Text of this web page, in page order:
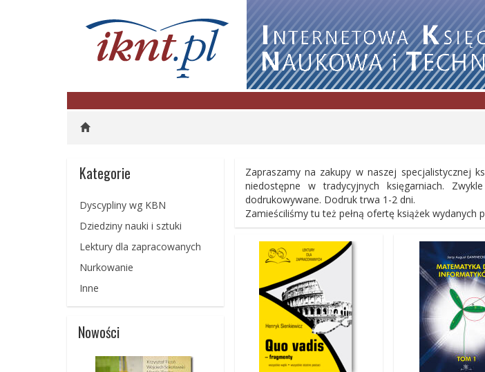
Zapraszamy na zakupy w naszej specjalistycznej
niedostępne w tradycyjnych księgarniach.
dodrukowywane. Dodruk trwa 1-2 dni.
Zamieściliśmy tu też pełną ofertę książek wydanych
Kategorie
Dyscypliny wg KBN
Dziedziny nauki i sztuki
Lektury dla zapracowanych
Nurkowanie
Inne
Nowości